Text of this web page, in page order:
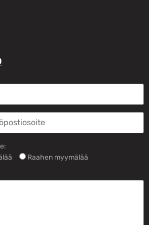
Raahen myymälää